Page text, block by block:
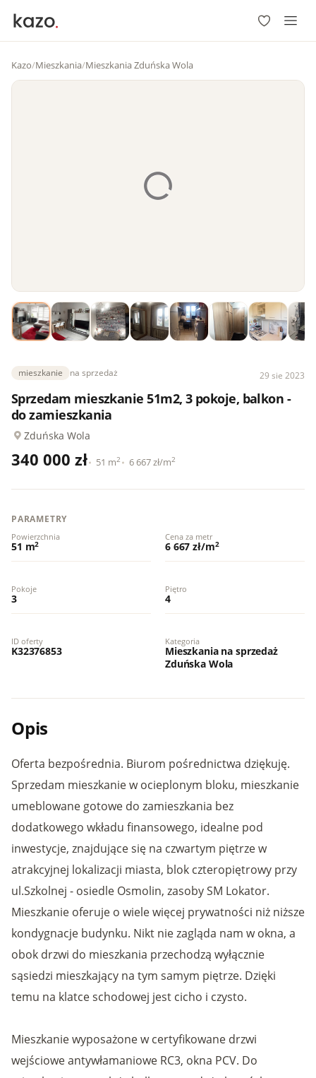
Kazo/Mieszkania/Mieszkania Zduńska Wola
mieszkanie na sprzedaż 29 sie 2023
Sprzedam mieszkanie 51m2, 3 pokoje, balkon -
do zamieszkania
Zduńska Wola
340 000 zł 51 m2 6 667 zł/m2
PARAMETRY
Powierzchnia
51 m2
Cena za metr
6 667 zł/m2
Pokoje
3
Piętro
4
ID oferty
K32376853
Kategoria
Mieszkania na sprzedaż
Zduńska Wola
Opis
Oferta bezpośrednia. Biurom pośrednictwa dziękuję.
Sprzedam mieszkanie w ocieplonym bloku, mieszkanie
umeblowane gotowe do zamieszkania bez
dodatkowego wkładu finansowego, idealne pod
inwestycje, znajdujące się na czwartym piętrze w
atrakcyjnej lokalizacji miasta, blok czteropiętrowy przy
ul.Szkolnej - osiedle Osmolin, zasoby SM Lokator.
Mieszkanie oferuje o wiele więcej prywatności niż niższe
kondygnacje budynku. Nikt nie zagląda nam w okna, a
obok drzwi do mieszkania przechodzą wyłącznie
sąsiedzi mieszkający na tym samym piętrze. Dzięki
temu na klatce schodowej jest cicho i czysto.
Mieszkanie wyposażone w certyfikowane drzwi
wejściowe antywłamaniowe RC3, okna PCV. Do